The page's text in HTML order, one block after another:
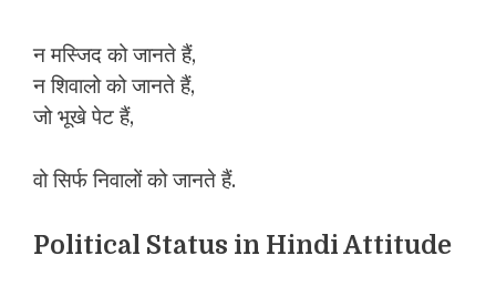
न मस्जिद को जानते हैं,
न शिवालो को जानते हैं,
जो भूखे पेट हैं,
वो सिर्फ निवालों को जानते हैं.
Political Status in Hindi Attitude